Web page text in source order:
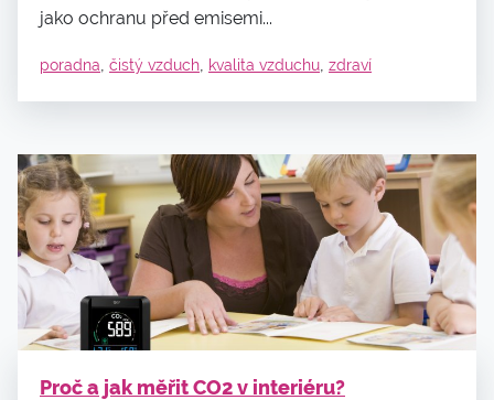
jako ochranu před emisemi...
poradna čistý vzduch kvalita vzduchu zdraví
Proč a jak měřit CO2 v interiéru?